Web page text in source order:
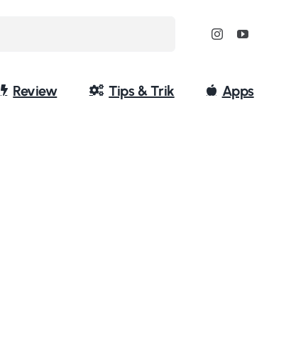
Review Tips & Trik Apps